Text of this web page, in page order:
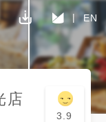
EN
店
3.9